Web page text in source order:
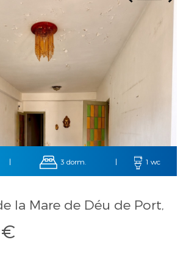
| 3 dorm. | 1 wc
la Mare de Déu de Port,